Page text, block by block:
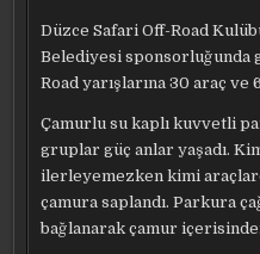
Düzce Safari Off-Road
Belediyesi sponsorluğunda
Road yarışlarına 30 araç ve
Çamurlu su kaplı kuvvetli
gruplar güç anlar yaşadı.
ilerleyemezken kimi
çamura saplandı. Parkura
bağlanarak çamur